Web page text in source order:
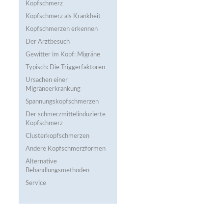
Kopfschmerz
Kopfschmerz als Krankheit
Kopfschmerzen erkennen
Der Arztbesuch
Gewitter im Kopf: Migräne
Typisch: Die Triggerfaktoren
Ursachen einer
Migräneerkrankung
Spannungskopfschmerzen
Der schmerzmittel­induzierte
Kopfschmerz
Clusterkopfschmerzen
Andere Kopfschmerzformen
Alternative
Behandlungsmethoden
Service